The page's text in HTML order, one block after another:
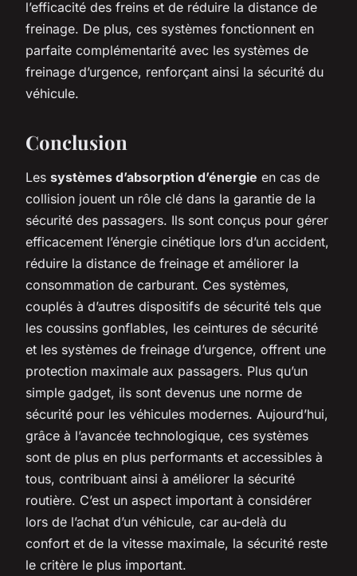
l’efficacité des freins et de réduire la distance de
freinage. De plus, ces systèmes fonctionnent en
parfaite complémentarité avec les systèmes de
freinage d’urgence, renforçant ainsi la sécurité du
véhicule.
Conclusion
Les systèmes d’absorption d’énergie en cas de
collision jouent un rôle clé dans la garantie de la
sécurité des passagers. Ils sont conçus pour gérer
efficacement l’énergie cinétique lors d’un accident,
réduire la distance de freinage et améliorer la
consommation de carburant. Ces systèmes,
couplés à d’autres dispositifs de sécurité tels que
les coussins gonflables, les ceintures de sécurité
et les systèmes de freinage d’urgence, offrent une
protection maximale aux passagers. Plus qu’un
simple gadget, ils sont devenus une norme de
sécurité pour les véhicules modernes. Aujourd’hui,
grâce à l’avancée technologique, ces systèmes
sont de plus en plus performants et accessibles à
tous, contribuant ainsi à améliorer la sécurité
routière. C’est un aspect important à considérer
lors de l’achat d’un véhicule, car au-delà du
confort et de la vitesse maximale, la sécurité reste
le critère le plus important.